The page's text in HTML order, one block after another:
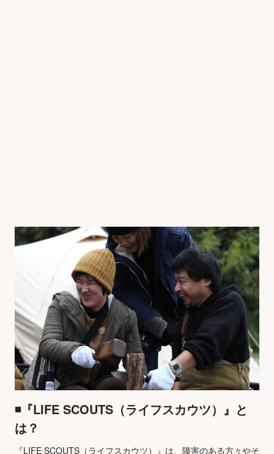
◾️『LIFE SCOUTS（ライフスカウツ）』と
は？
『LIFE SCOUTS（ライフスカウツ）』は、障害のある方々やそ